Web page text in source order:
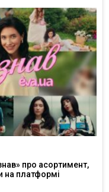
про асортимент,
на платформі